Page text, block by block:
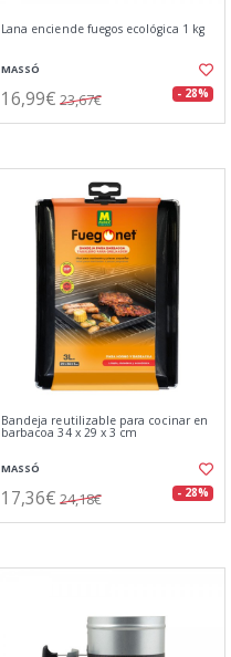
Lana enciende fuegos ecológica 1 kg
MASSÓ
16,99€ 23,67€ - 28%
Bandeja reutilizable para cocinar en
barbacoa 34 x 29 x 3 cm
MASSÓ
17,36€ 24,18€ - 28%